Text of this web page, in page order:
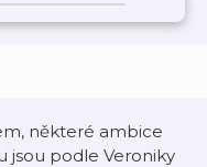
některé ambice
jsou podle Veroniky